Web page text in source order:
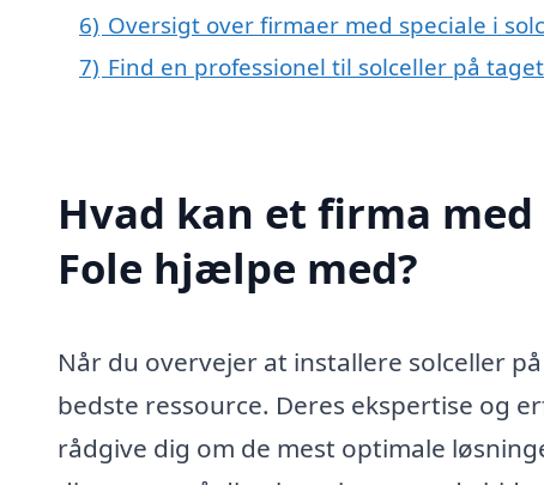
6) Oversigt over firmaer med speciale i
7) Find en professionel til solceller på
Hvad kan et firma
Fole hjælpe med?
Når du overvejer at installere solceller
bedste ressource. Deres ekspertise og
rådgive dig om de mest optimale